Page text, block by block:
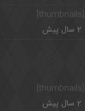
2 سال پیش
[thumbnails]
2 سال پیش